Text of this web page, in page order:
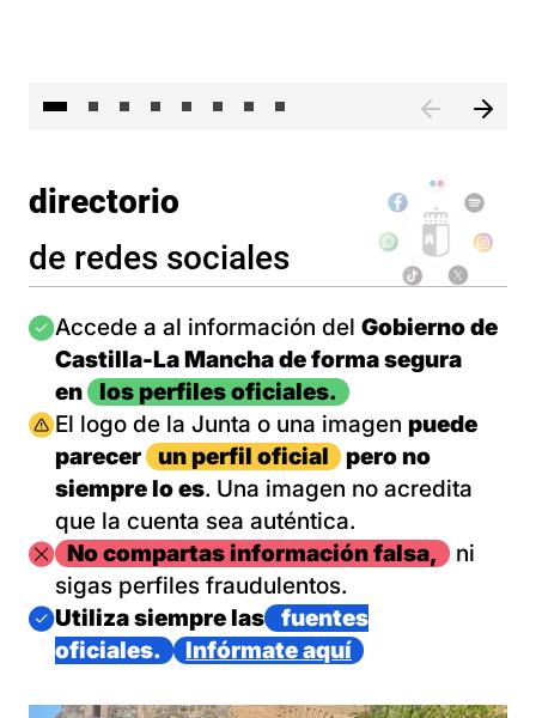
directorio
de redes sociales
Imagen
Accede a al información del Gobierno de
Castilla-La Mancha de forma segura
en
los perfiles oficiales.
Imagen
El logo de la Junta o una imagen puede
parecer
un perfil oficial
pero no
siempre lo es. Una imagen no acredita
que la cuenta sea auténtica.
ImagenNo compartas información falsa,
ni
sigas perfiles fraudulentos.
Imagen
Utiliza siempre las
fuentes
oficiales.
Infórmate aquí